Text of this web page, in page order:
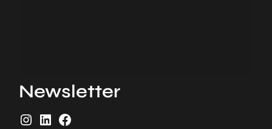
Newsletter